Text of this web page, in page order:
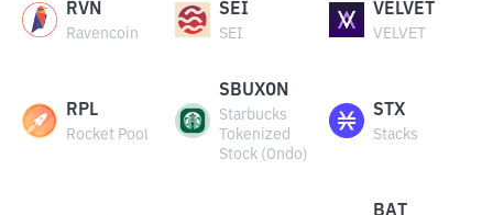
RVN
Ravencoin
SEI
SEI
VELVET
VELVET
RPL
Rocket Pool
SBUXON
Starbucks
Tokenized
Stock (Ondo)
STX
Stacks